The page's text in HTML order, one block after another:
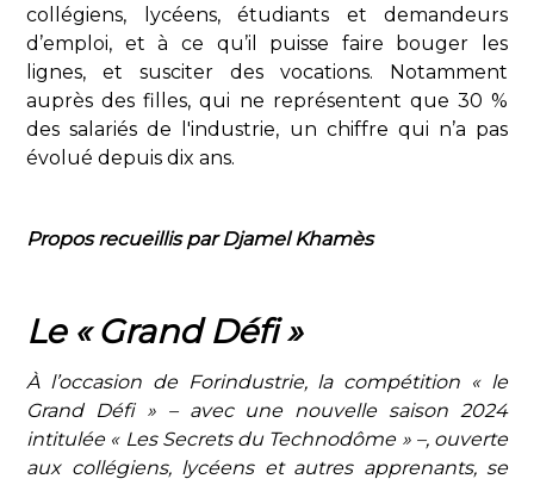
collégiens, lycéens, étudiants et demandeurs
d’emploi, et à ce qu’il puisse faire bouger les
lignes, et susciter des vocations. Notamment
auprès des filles, qui ne représentent que 30 %
des salariés de l'industrie, un chiffre qui n’a pas
évolué depuis dix ans.
Propos recueillis par Djamel Khamès
Le « Grand Défi »
À l’occasion de Forindustrie, la compétition « le
Grand Défi » – avec une nouvelle saison 2024
intitulée « Les Secrets du Technodôme » –, ouverte
aux collégiens, lycéens et autres apprenants, se